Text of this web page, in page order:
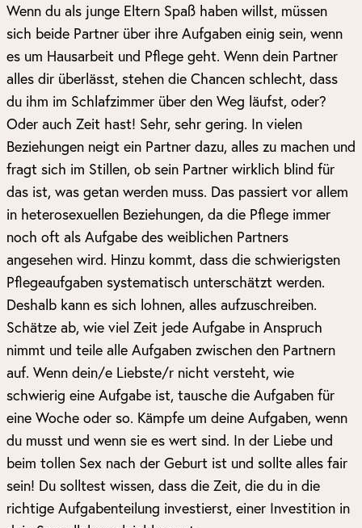
Wenn du als junge Eltern Spaß haben willst, müssen
sich beide Partner über ihre Aufgaben einig sein, wenn
es um Hausarbeit und Pflege geht. Wenn dein Partner
alles dir überlässt, stehen die Chancen schlecht, dass
du ihm im Schlafzimmer über den Weg läufst, oder?
Oder auch Zeit hast! Sehr, sehr gering. In vielen
Beziehungen neigt ein Partner dazu, alles zu machen und
fragt sich im Stillen, ob sein Partner wirklich blind für
das ist, was getan werden muss. Das passiert vor allem
in heterosexuellen Beziehungen, da die Pflege immer
noch oft als Aufgabe des weiblichen Partners
angesehen wird. Hinzu kommt, dass die schwierigsten
Pflegeaufgaben systematisch unterschätzt werden.
Deshalb kann es sich lohnen, alles aufzuschreiben.
Schätze ab, wie viel Zeit jede Aufgabe in Anspruch
nimmt und teile alle Aufgaben zwischen den Partnern
auf. Wenn dein/e Liebste/r nicht versteht, wie
schwierig eine Aufgabe ist, tausche die Aufgaben für
eine Woche oder so. Kämpfe um deine Aufgaben, wenn
du musst und wenn sie es wert sind. In der Liebe und
beim tollen Sex nach der Geburt ist und sollte alles fair
sein! Du solltest wissen, dass die Zeit, die du in die
richtige Aufgabenteilung investierst, einer Investition in